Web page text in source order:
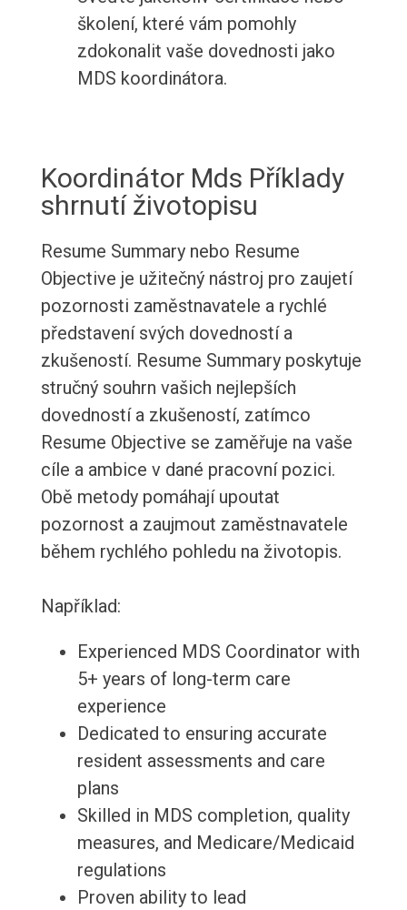
školení, které vám pomohly
zdokonalit vaše dovednosti jako
MDS koordinátora.
Koordinátor Mds Příklady
shrnutí životopisu
Resume Summary nebo Resume
Objective je užitečný nástroj pro zaujetí
pozornosti zaměstnavatele a rychlé
představení svých dovedností a
zkušeností. Resume Summary poskytuje
stručný souhrn vašich nejlepších
dovedností a zkušeností, zatímco
Resume Objective se zaměřuje na vaše
cíle a ambice v dané pracovní pozici.
Obě metody pomáhají upoutat
pozornost a zaujmout zaměstnavatele
během rychlého pohledu na životopis.
Například:
Experienced MDS Coordinator with
5+ years of long-term care
experience
Dedicated to ensuring accurate
resident assessments and care
plans
Skilled in MDS completion, quality
measures, and Medicare/Medicaid
regulations
Proven ability to lead